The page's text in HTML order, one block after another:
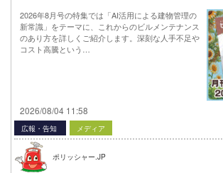
2026年8月号の特集では「AI活用による建物管理の
新常識」をテーマに、これからのビルメンテナンス
のあり方を詳しくご紹介します。深刻な人手不足や
コスト高騰という…
2026/08/04 11:58
広報・告知 メディア
ポリッシャー.JP